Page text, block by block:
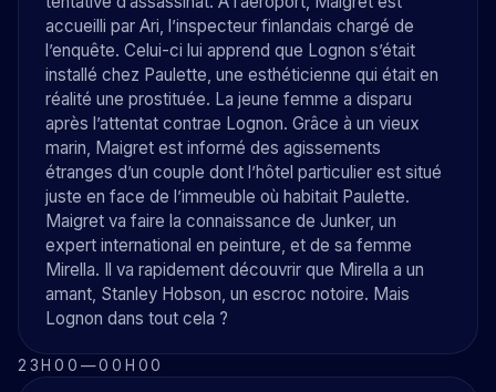
accueilli par Ari, l’inspecteur finlandais chargé de
l’enquête. Celui-ci lui apprend que Lognon s’était
installé chez Paulette, une esthéticienne qui était en
réalité une prostituée. La jeune femme a disparu
après l’attentat contrae Lognon. Grâce à un vieux
marin, Maigret est informé des agissements
étranges d’un couple dont l’hôtel particulier est situé
juste en face de l’immeuble où habitait Paulette.
Maigret va faire la connaissance de Junker, un
expert international en peinture, et de sa femme
Mirella. Il va rapidement découvrir que Mirella a un
amant, Stanley Hobson, un escroc notoire. Mais
Lognon dans tout cela ?
23H00 —00H00